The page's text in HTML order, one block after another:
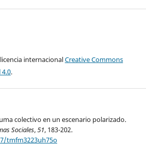
internacionalCreative Commons
.
colectivo en un escenario polarizado.
Sociales,51, 183-202.
tmfm3223uh75o